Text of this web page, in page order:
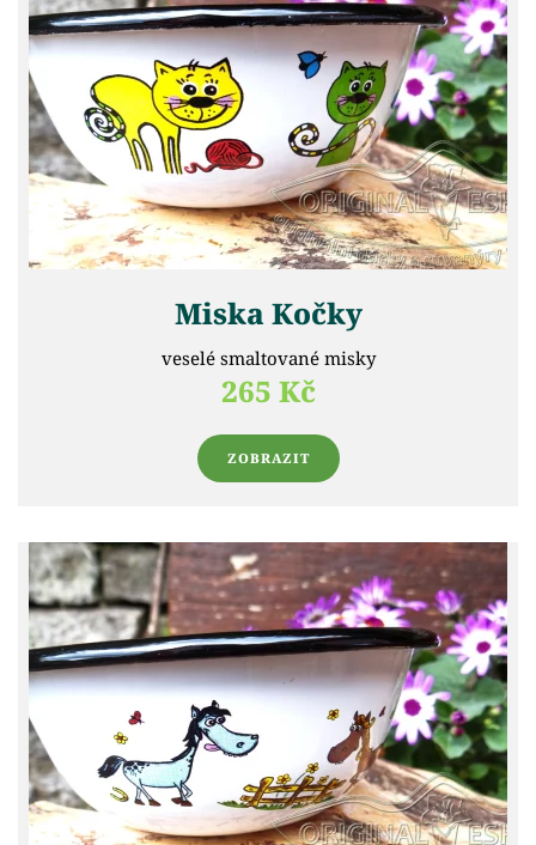
Miska Kočky
veselé smaltované misky
265 Kč
ZOBRAZIT